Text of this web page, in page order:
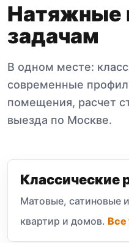
Натяжные
задачам
В одном месте:
современные
помещения, расчет
выезда по Москве.
Классические
Матовые, сатиновые
квартир и домов. Все